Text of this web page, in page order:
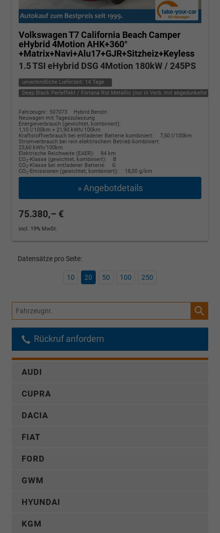
Volkswagen T7 California Beach Camper
eHybrid 4Motion AHK+360°
+Matrix+Navi+Alu17+GJR+Sitzheiz+Keyless
1.5 TSI eHybrid DSG 4Motion 180kW / 245PS
unverbindliche Lieferzeit: 14 Tage
Deep Black Perleffekt / Fortana Rot Metallic (nur in Verb. mit abgedunkelte
Fahrzeugnr.: 507073
Hybrid Benzin
Neuwagen mit Tageszulassung
Energieverbrauch (gewichtet, kombiniert):
1,10 l/100km + 21,90 kWh/100km
Kraftstoffverbrauch bei entladener Batterie kombiniert:
7,50 l/100km
Stromverbrauch bei rein elektrischem Betrieb kombiniert:
23,60 kWh/100km
Elektrische Reichweite (EAER):
84 km
CO2-Klasse (gewichtet, kombiniert):
B
CO2-Klasse bei entladener Batterie:
G
CO2-Emissionen (gewichtet, kombiniert): 18,00 g/km
» Angebotdetails
75.380,– €
incl. 19% MwSt.
Datensätze pro Seite:
10 20 50 100 250
Fahrzeugnr.
Rückruf anfordern
AUDI
CUPRA
DACIA
FIAT
FORD
GWM
HYUNDAI
KGM